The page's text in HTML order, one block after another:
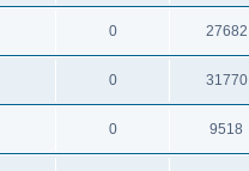
0 27682
0 31770
0 9518